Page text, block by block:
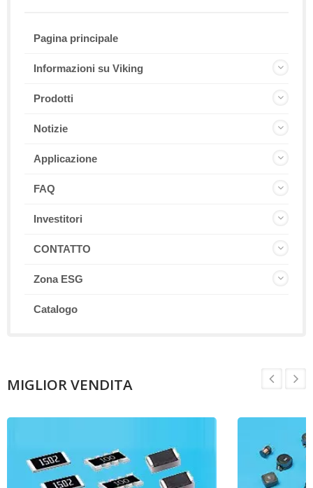
Pagina principale
Informazioni su Viking
Prodotti
Notizie
Applicazione
FAQ
Investitori
CONTATTO
Zona ESG
Catalogo
MIGLIOR VENDITA